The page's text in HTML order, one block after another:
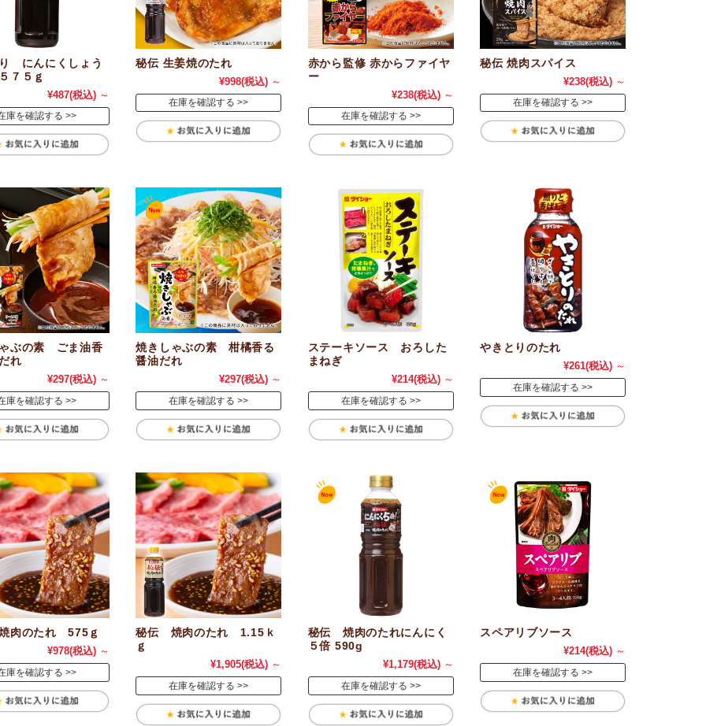
にんにくしょう
７５ｇ
¥487(税込) ～
庫を確認する
秘伝 生姜焼のたれ
¥998(税込) ～
在庫を確認する
赤から監修 赤からファイヤ
ー
¥238(税込) ～
在庫を確認する
秘伝 焼肉スパイス
¥238(税込) ～
在庫を確認する
ぶの素 ごま油香
れ
¥297(税込) ～
庫を確認する
焼きしゃぶの素 柑橘香る
醤油だれ
¥297(税込) ～
在庫を確認する
ステーキソース おろした
まねぎ
¥214(税込) ～
在庫を確認する
やきとりのたれ
¥261(税込) ～
在庫を確認する
肉のたれ 575ｇ
¥978(税込) ～
庫を確認する
秘伝 焼肉のたれ 1.15ｋ
ｇ
¥1,905(税込) ～
在庫を確認する
秘伝 焼肉のたれにんにく
５倍 590g
¥1,179(税込) ～
在庫を確認する
スペアリブソース
¥214(税込) ～
在庫を確認する